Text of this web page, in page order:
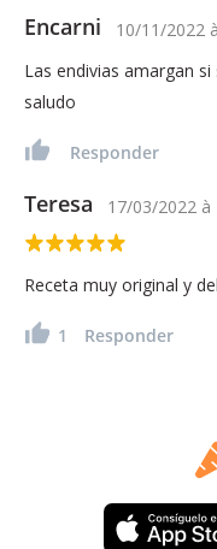
Encarni 10/11/2022 à
Las endivias amargan
saludo
Responder
Teresa 17/03/2022 à
Receta muy original y
1 Responder